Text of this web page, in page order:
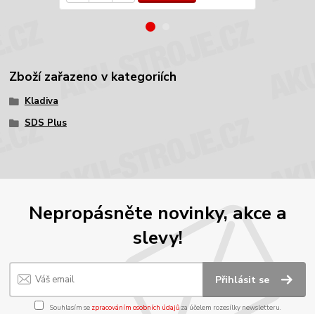
Zboží zařazeno v kategoriích
Kladiva
SDS Plus
Nepropásněte novinky, akce a
slevy!
Přihlásit se
Souhlasím se zpracováním osobních údajůza účelem rozesílky newsletteru.